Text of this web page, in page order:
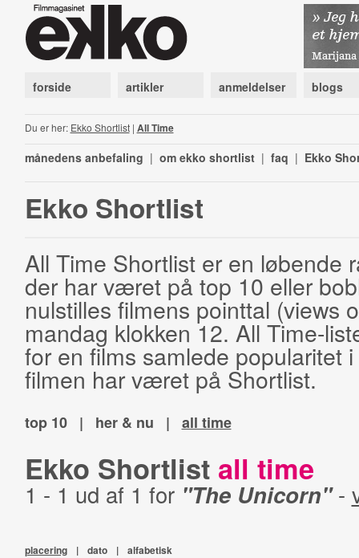
forside artikler anmeldelser blogs
Du er her: Ekko Shortlist| All Time
månedens anbefaling | om ekko shortlist | faq | Ekko
Ekko Shortlist
All Time Shortlist er en løbende
der har været på top 10 eller
nulstilles filmens pointtal (views
mandag klokken 12. All Time-
for en films samlede popularitet
filmen har været på Shortlist.
top 10 | her & nu | all time
Ekko Shortlist all time
1 - 1 ud af 1 for "The Unicorn"-
placering | dato | alfabetisk